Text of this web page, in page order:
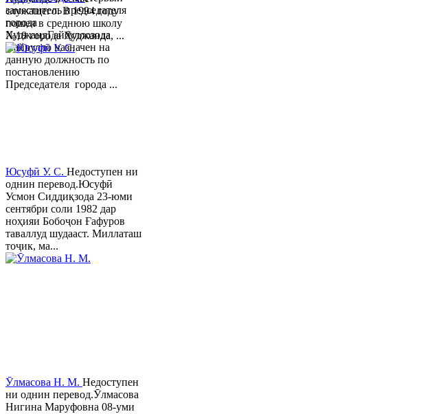
заместитель председателя
города
ХуджандГайбуллозода
Хайрулло назначен на
данную должность по
постановлению
Председателя города ...
служащего. В 1994 году
пошел в среднюю школу
№18 города Худжанда, ...
Юсуфӣ У. C. Недоступен ни
однин перевод.Юсуфӣ
Усмон Сиддиқзода 23-юми
сентябри соли 1982 дар
ноҳияи Бобоҷон Ғафуров
таваллуд шудааст. Миллаташ
тоҷик, ма...
Ӯлмасова Н. М. Недоступен
ни однин перевод.Ӯлмасова
Нигина Маруфовна 08-уми